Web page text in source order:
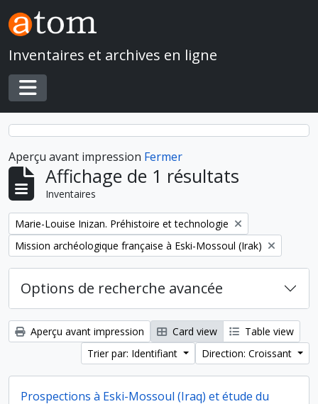
Skip to main content
Inventaires et archives en ligne
Toggle navigation
Aperçu avant impression Fermer
Affichage de 1 résultats
Inventaires
Remove filter:
Marie-Louise Inizan. Préhistoire et technologie
Remove filter:
Mission archéologique française à Eski-Mossoul (Irak)
Options de recherche avancée
Aperçu avant impression Card view
Table view
Trier par: Identifiant
Direction: Croissant
Prospections à Eski-Mossoul (Iraq) et étude du